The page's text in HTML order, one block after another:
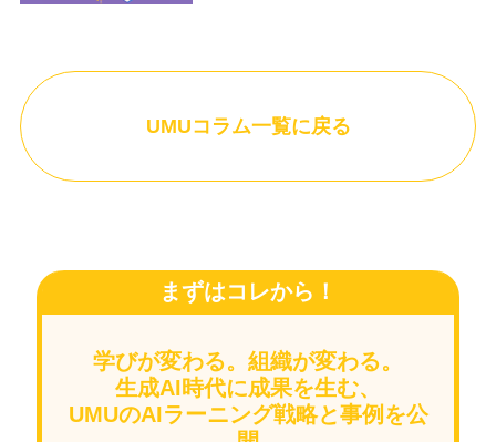
UMUコラム一覧に戻る
まずはコレから！
学びが変わる。組織が変わる。
生成AI時代に成果を生む、
UMUのAIラーニング戦略と事例を公